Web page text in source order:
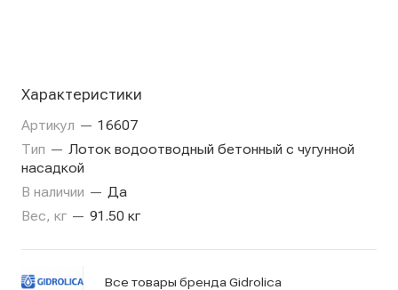
Характеристики
Артикул — 16607
Тип — Лоток водоотводный бетонный с чугунной
насадкой
В наличии — Да
Вес, кг — 91.50 кг
Все товары бренда Gidrolica